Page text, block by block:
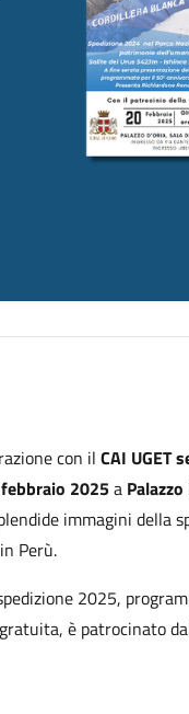
con il CAI UGET
2025a Palazzo
immagini della
Perù.
2025,
è patrocinato